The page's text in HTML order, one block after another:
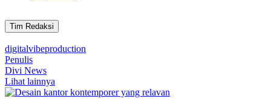
Tim Redaksi
digitalvibeproduction
Penulis
Divi News
Lihat lainnya